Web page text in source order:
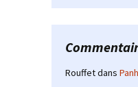
Rouffetdans